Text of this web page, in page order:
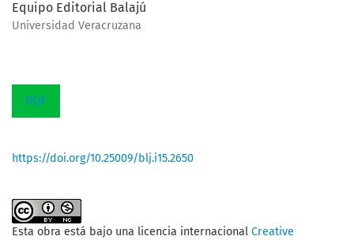
Equipo Editorial Balajú
Universidad Veracruzana
PDF
https://doi.org/10.25009/blj.i15.2650
Esta obra está bajo una licencia internacional Creative